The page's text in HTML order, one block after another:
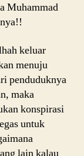
Muhammad
keluar
menuju
penduduknya
maka
konspirasi
untuk
lain kalau